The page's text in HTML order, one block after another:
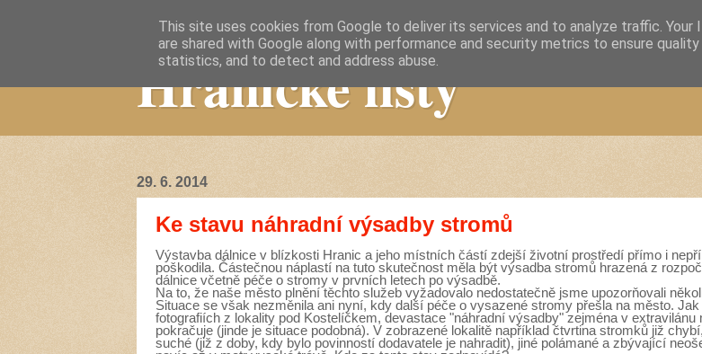
Hranické listy
29. 6. 2014
Ke stavu náhradní výsadby stromů
Výstavba dálnice v blízkosti Hranic a jeho místních částí zdejší životní prostředí přímo i
poškodila. Částečnou náplastí na tuto skutečnost měla být výsadba stromů hrazená z
dálnice včetně péče o stromy v prvních letech po výsadbě.
Na to, že naše město plnění těchto služeb vyžadovalo nedostatečně jsme upozorňovali
Situace se však nezměnila ani nyní, kdy další péče o vysazené stromy přešla na město. Jak
fotografiích z lokality pod Kostelíčkem, devastace "náhradní výsadby" zejména v extravilánu
pokračuje (jinde je situace podobná). V zobrazené lokalitě například čtvrtina stromků již
suché (již z doby, kdy bylo povinností dodavatele je nahradit), jiné polámané a zbývající
This site uses cookies from Google to deliver its services and to analyze traffic. Your
are shared with Google along with performance and security metrics to ensure
statistics, and to detect and address abuse.